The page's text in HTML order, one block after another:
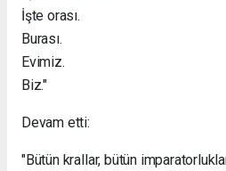
İşte orası.
Burası.
Evimiz.
Biz."
Devam etti:
"Bütün krallar, bütün